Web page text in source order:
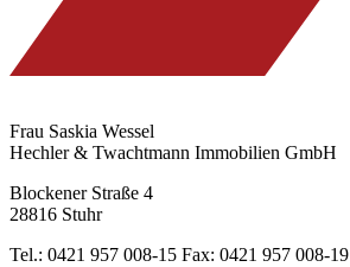
Frau Saskia Wessel
Hechler & Twachtmann Immobilien GmbH
Blockener Straße 4
28816 Stuhr
Tel.: 0421 957 008-15 Fax: 0421 957 008-19